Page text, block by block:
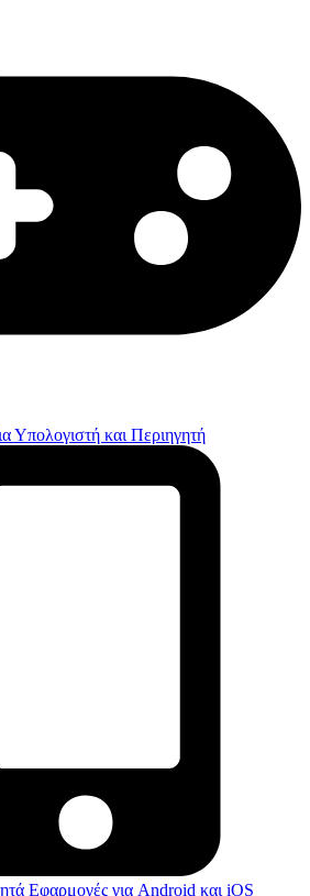
Υπολογιστή και Περιηγητή
Εφαρμογές για Android και iOS